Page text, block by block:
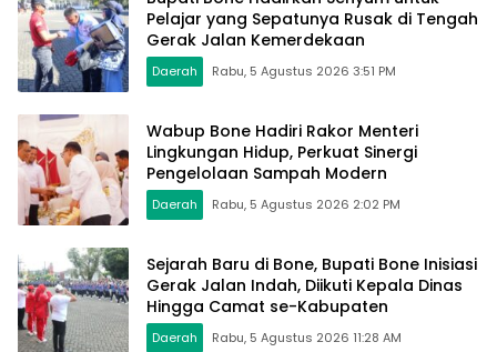
Pelajar yang Sepatunya Rusak di Tengah
Gerak Jalan Kemerdekaan
Daerah Rabu, 5 Agustus 2026 3:51 PM
Wabup Bone Hadiri Rakor Menteri
Lingkungan Hidup, Perkuat Sinergi
Pengelolaan Sampah Modern
Daerah Rabu, 5 Agustus 2026 2:02 PM
Sejarah Baru di Bone, Bupati Bone Inisiasi
Gerak Jalan Indah, Diikuti Kepala Dinas
Hingga Camat se-Kabupaten
Daerah Rabu, 5 Agustus 2026 11:28 AM